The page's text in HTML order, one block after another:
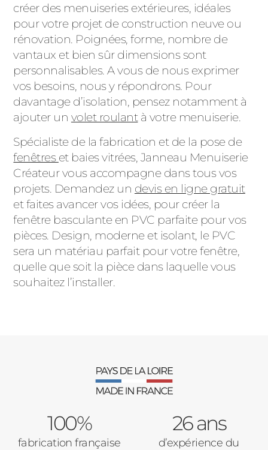
créer des menuiseries extérieures, idéales
pour votre projet de construction neuve ou
rénovation. Poignées, forme, nombre de
vantaux et bien sûr dimensions sont
personnalisables. A vous de nous exprimer
vos besoins, nous y répondrons. Pour
davantage d’isolation, pensez notamment à
ajouter un volet roulantà votre menuiserie.
Spécialiste de la fabrication et de la pose de
fenêtres et baies vitrées, Janneau Menuiserie
Créateur vous accompagne dans tous vos
projets. Demandez un devis en ligne gratuit
et faites avancer vos idées, pour créer la
fenêtre basculante en PVC parfaite pour vos
pièces. Design, moderne et isolant, le PVC
sera un matériau parfait pour votre fenêtre,
quelle que soit la pièce dans laquelle vous
souhaitez l’installer.
100%
fabrication française
26 ans
d’expérience du